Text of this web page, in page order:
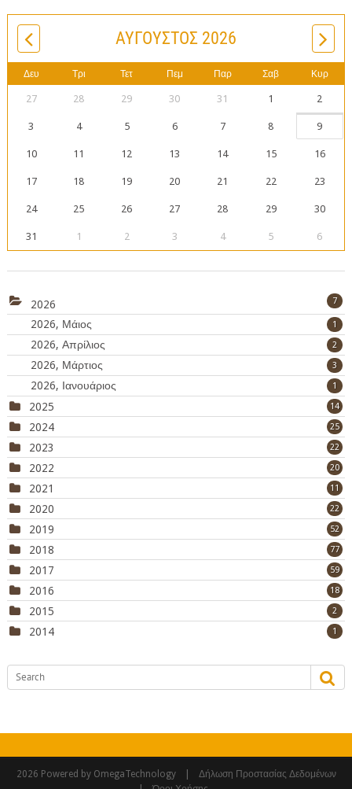
ΑΎΓΟΥΣΤΟΣ 2026
Δευ Τρι Τετ Πεμ Παρ Σαβ Κυρ
27 28 29 30 31 1 2
3 4 5 6 7 8 9
10 11 12 13 14 15 16
17 18 19 20 21 22 23
24 25 26 27 28 29 30
31 1 2 3 4 5 6
2026 7
2026, Μάιος 1
2026, Απρίλιος 2
2026, Μάρτιος 3
2026, Ιανουάριος 1
2025 14
2024 25
2023 22
2022 20
2021 11
2020 22
2019 52
2018 77
2017 59
2016 18
2015 2
2014 1
2026 Powered by OmegaTechnology Δήλωση Προστασίας Δεδομένων